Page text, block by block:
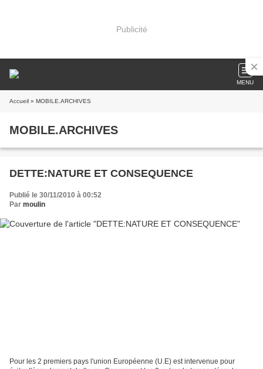
Publicité
MENU
Accueil » MOBILE.ARCHIVES
MOBILE.ARCHIVES
DETTE:NATURE ET CONSEQUENCE
Publié le 30/11/2010 à 00:52
Par moulin
Pour les 2 premiers pays l'union Européenne (U.E) est intervenue pour